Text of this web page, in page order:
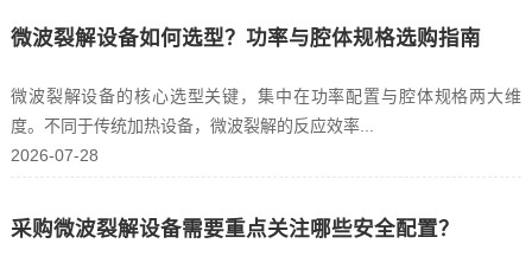
微波裂解设备如何选型？功率与腔体规格选购指南
微波裂解设备的核心选型关键，集中在功率配置与腔体规格两大维
度。不同于传统加热设备，微波裂解的反应效率...
2026-07-28
采购微波裂解设备需要重点关注哪些安全配置？